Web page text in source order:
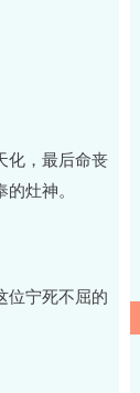
化，最后命丧
灶神。
位宁死不屈的